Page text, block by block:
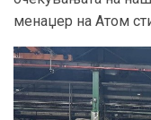
менаџер на Атом